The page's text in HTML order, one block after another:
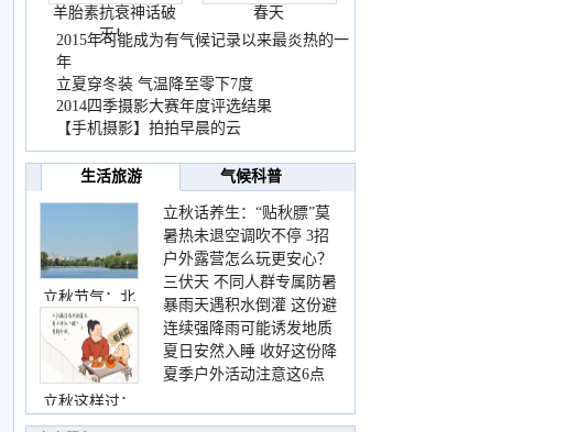
羊胎素抗衰神话破
灭！
春天
2015年可能成为有气候记录以来最炎热的一
年
立夏穿冬装 气温降至零下7度
2014四季摄影大赛年度评选结果
【手机摄影】拍拍早晨的云
生活旅游 气候科普
立秋节气：北
立秋这样过：
立秋话养生：“贴秋膘”莫
着急 先清暑再防燥
暑热未退空调吹不停 3招
护住肩颈不酸痛
户外露营怎么玩更安心？
这份攻略请收好
三伏天 不同人群专属防暑
要点请收好
暴雨天遇积水倒灌 这份避
险提示请收好
连续强降雨可能诱发地质
灾害 这些前兆要知道
夏日安然入睡 收好这份降
温小贴士
夏季户外活动注意这6点